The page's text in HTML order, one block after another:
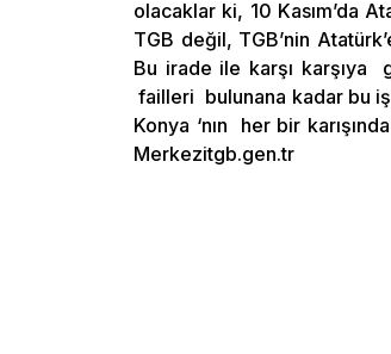
olacaklar ki, 10 Kasım’da
TGB değil, TGB’nin
Bu irade ile karşı karşıya
failleri bulunana kadar bu
Konya ‘nın her bir
Merkezitgb.gen.tr